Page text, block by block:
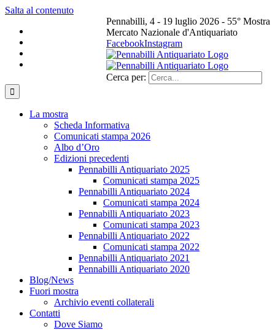
Salta al contenuto
Pennabilli, 4 - 19 luglio 2026 - 55° Mostra
Mercato Nazionale d'Antiquariato
FacebookInstagram
Cerca per:
La mostra
Scheda Informativa
Comunicati stampa 2026
Albo d’Oro
Edizioni precedenti
Pennabilli Antiquariato 2025
Comunicati stampa 2025
Pennabilli Antiquariato 2024
Comunicati stampa 2024
Pennabilli Antiquariato 2023
Comunicati stampa 2023
Pennabilli Antiquariato 2022
Comunicati stampa 2022
Pennabilli Antiquariato 2021
Pennabilli Antiquariato 2020
Blog/News
Fuori mostra
Archivio eventi collaterali
Contatti
Dove Siamo